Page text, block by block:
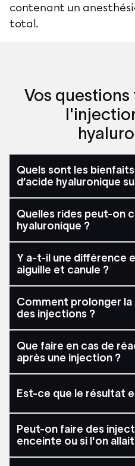
contenant un
total.
Vos
Quels sont les
d’acide hyaluronique
Quelles rides peut-on
hyaluronique ?
Y a-t-il une différence
aiguille et canule ?
Comment prolonger
des injections ?
Que faire en cas de
après une injection ?
Est-ce que le résultat
Peut-on faire des
enceinte ou si l'on